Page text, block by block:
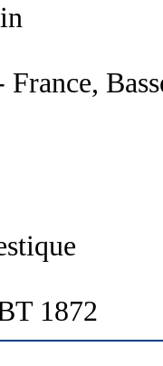
France,
1872